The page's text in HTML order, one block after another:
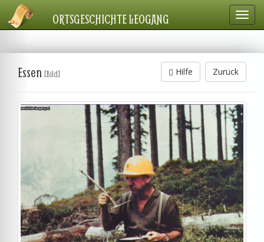
ORTSGESCHICHTE LEOGANG
Zurück
Hilfe
Essen [Bild]